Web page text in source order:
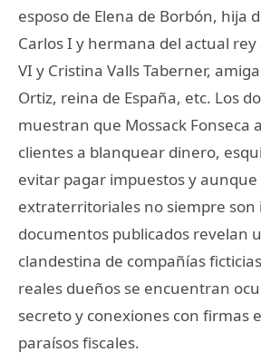
esposo de Elena de Borbón, hija
Carlos I y hermana del actual rey
VI y Cristina Valls Taberner,
Ortiz, reina de España, etc. Los
muestran que Mossack Fonseca
clientes a blanquear dinero,
evitar pagar impuestos y aunque
extraterritoriales no siempre son
documentos publicados revelan
clandestina de compañías
reales dueños se encuentran
secreto y conexiones con firmas
paraísos fiscales.